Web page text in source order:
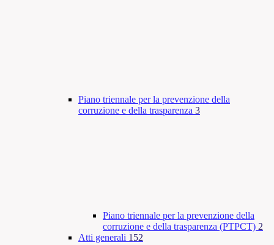
Piano triennale per la prevenzione della
corruzione e della trasparenza 3
Piano triennale per la prevenzione della
corruzione e della trasparenza (PTPCT) 2
Atti generali 152